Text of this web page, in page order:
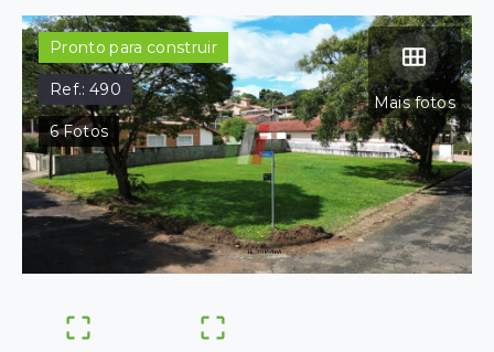
Mais fotos
Pronto para construir
Ref.:490
6Fotos